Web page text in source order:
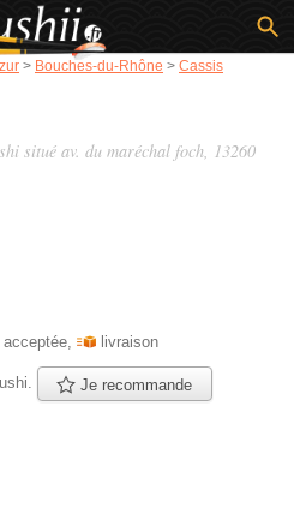
> Bouches-du-Rhône > Cassis
situé av. du maréchal foch, 13260
acceptée, livraison
Je recommande